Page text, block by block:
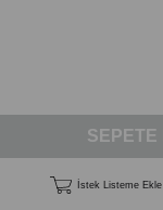
İstek Listeme Ekle